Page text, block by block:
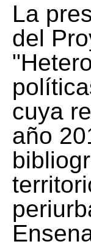
La
del
cuya
año